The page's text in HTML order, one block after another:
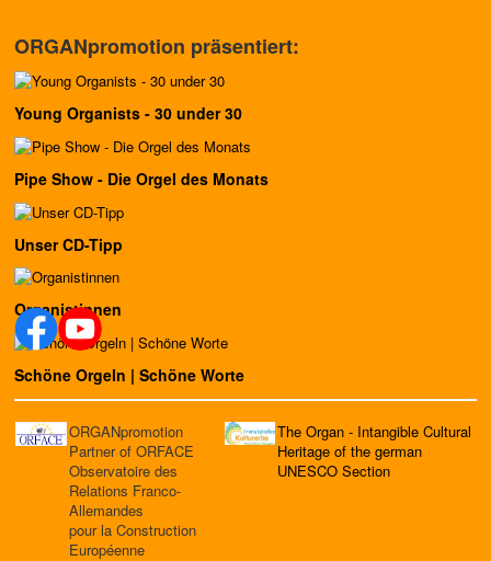
ORGANpromotion präsentiert:
Young Organists - 30 under 30
Pipe Show - Die Orgel des Monats
Unser CD-Tipp
Organistinnen
Schöne Orgeln | Schöne Worte
ORGANpromotion
Partner of ORFACE
Observatoire des
Relations Franco-
Allemandes
pour la Construction
Européenne
The Organ - Intangible Cultural
Heritage of the german
UNESCO Section